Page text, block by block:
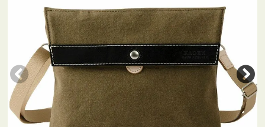
ブランドから探す
容量から探す
泊数から探す
価格 円 〜 円